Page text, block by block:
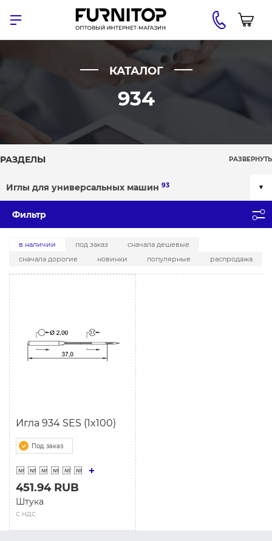
КАТАЛОГ
934
РАЗДЕЛЫ РАЗВЕРНУТЬ
Иглы для универсальных машин 93
Фильтр
в наличии под заказ
сначала дешевые
сначала дорогие
новинки популярные распродажа
Игла 934 SES (1x100)
Под заказ
с ндс
451.94 RUB
Штука